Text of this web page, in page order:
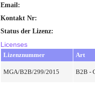
Email:
Kontakt Nr:
Status der Lizenz:
Licenses
Lizenznummer Art
MGA/B2B/299/2015 B2B -